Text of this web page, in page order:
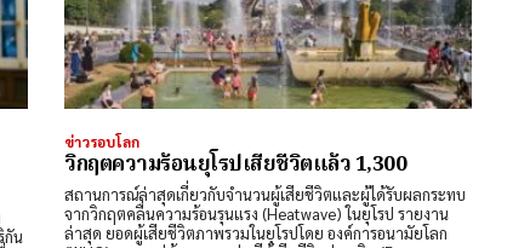
กัน
ข่าวรอบโลก
วิกฤตความร้อนยุโรปเสียชีวิตแล้ว 1,300
สถานการณ์ล่าสุดเกี่ยวกับจำนวนผู้เสียชีวิตและผู้ได้รับผลกระทบ
จากวิกฤตคลื่นความร้อนรุนแรง (Heatwave) ในยุโรป รายงาน
ล่าสุด ​ยอดผู้เสียชีวิตภาพรวมในยุโรปโดย ​องค์การอนามัยโลก